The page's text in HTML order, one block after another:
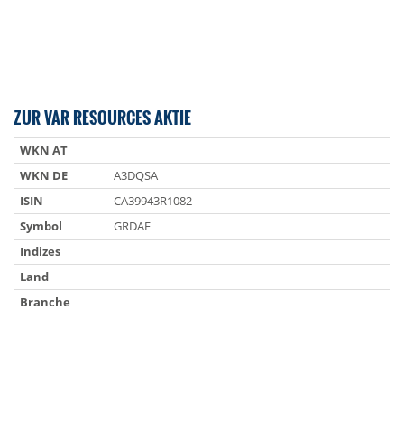
ZUR VAR RESOURCES AKTIE
WKN AT
WKN DE
A3DQSA
ISIN
CA39943R1082
Symbol
GRDAF
Indizes
Land
Branche